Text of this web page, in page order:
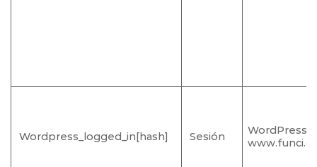
Wordpress_logged_in[hash] Sesión
WordPress